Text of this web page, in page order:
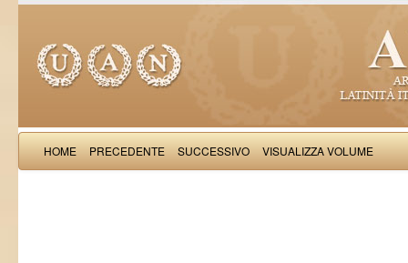
HOME PRECEDENTE SUCCESSIVO VISUALIZZA VOLUME